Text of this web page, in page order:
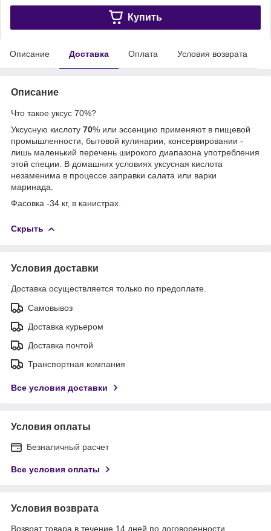
Купить
Описание Доставка Оплата Условия возврата
Описание
Что такое уксус 70%?
Уксусную кислоту 70% или эссенцию применяют в пищевой
промышленности, бытовой кулинарии, консервировании -
лишь маленький перечень широкого диапазона употребления
этой специи. В домашних условиях уксусная кислота
незаменима в процессе заправки салата или варки
маринада.
Фасовка -34 кг, в канистрах.
Скрыть
Условия доставки
Доставка осуществляется только по предоплате.
Самовывоз
Доставка курьером
Доставка почтой
Транспортная компания
Все условия доставки
Условия оплаты
Безналичный расчет
Все условия оплаты
Условия возврата
Возврат товара в течение 14 дней по договоренности